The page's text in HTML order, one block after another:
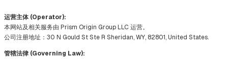
运营主体 (Operator):
本网站及相关服务由 Prism Origin Group LLC 运营。
公司注册地址：30 N Gould St Ste R Sheridan, WY, 82801, United States.
管辖法律 (Governing Law):